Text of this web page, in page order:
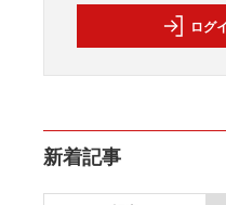
ログ
新着記事